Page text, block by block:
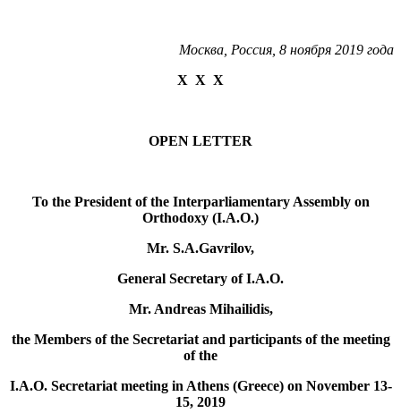
Москва, Россия, 8 ноября 2019 года
Х Х Х
OPEN LETTER
To the President of the Interparliamentary Assembly on
Orthodoxy (I.A.O.)
Mr. S.A.Gavrilov,
General Secretary of I.A.O.
Mr. Andreas Mihailidis,
the Members of the Secretariat and participants of the meeting
of the
I.A.O. Secretariat meeting in Athens (Greece) on November 13-
15, 2019